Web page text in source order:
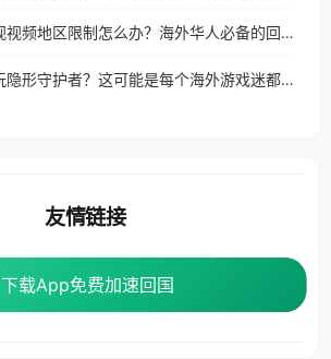
在越南用乐视视频地区限制怎么办？海外华人必备的回国加速攻略
怎么在国外玩隐形守护者？这可能是每个海外游戏迷都问过的问题
下载App免费加速回国
下载App免费加速回国
友情链接